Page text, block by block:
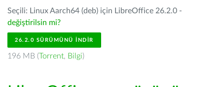
Seçili: Linux Aarch64 (deb) için LibreOffice 26.2.0 -
değiştirilsin mi?
26.2.0 SÜRÜMÜNÜ İNDIR
196 MB (Torrent, Bilgi)